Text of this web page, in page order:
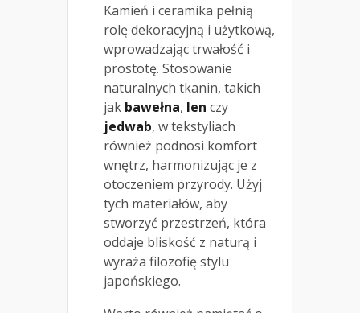
Kamień i ceramika pełnią
rolę dekoracyjną i użytkową,
wprowadzając trwałość i
prostotę. Stosowanie
naturalnych tkanin, takich
jak bawełna, len czy
jedwab, w tekstyliach
również podnosi komfort
wnętrz, harmonizując je z
otoczeniem przyrody. Użyj
tych materiałów, aby
stworzyć przestrzeń, która
oddaje bliskość z naturą i
wyraża filozofię stylu
japońskiego.